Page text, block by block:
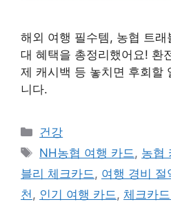
해외 여행 필수템, 농협 트
대 혜택을 총정리했어요! 환
제 캐시백 등 놓치면 후회할
니다.
카
테
리
건강
태
그
NH농협 여행 카드 , 농협
블리 체크카드 , 여행 경비 절
천 , 인기 여행 카드 , 체크카